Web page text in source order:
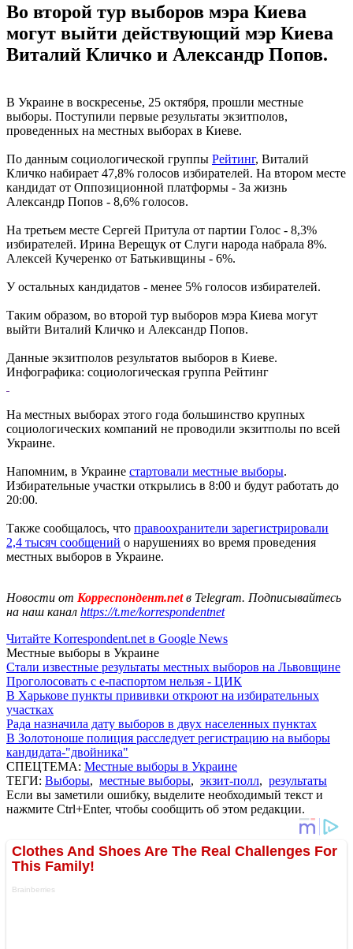
Во второй тур выборов мэра Киева
могут выйти действующий мэр Киева
Виталий Кличко и Александр Попов.
В Украине в воскресенье, 25 октября, прошли местные
выборы. Поступили первые результаты экзитполов,
проведенных на местных выборах в Киеве.
По данным социологической группы Рейтинг, Виталий
Кличко набирает 47,8% голосов избирателей. На втором месте
кандидат от Оппозиционной платформы - За жизнь
Александр Попов - 8,6% голосов.
На третьем месте Сергей Притула от партии Голос - 8,3%
избирателей. Ирина Верещук от Слуги народа набрала 8%.
Алексей Кучеренко от Батькивщины - 6%.
У остальных кандидатов - менее 5% голосов избирателей.
Таким образом, во второй тур выборов мэра Киева могут
выйти Виталий Кличко и Александр Попов.
Данные экзитполов результатов выборов в Киеве.
Инфографика: социологическая группа Рейтинг
На местных выборах этого года большинство крупных
социологических компаний не проводили экзитполы по всей
Украине.
Напомним, в Украине стартовали местные выборы.
Избирательные участки открылись в 8:00 и будут работать до
20:00.
Также сообщалось, что правоохранители зарегистрировали
2,4 тысяч сообщений о нарушениях во время проведения
местных выборов в Украине.
Новости от Корреспондент.netв Telegram. Подписывайтесь
на наш канал https://t.me/korrespondentnet
Читайте Korrespondent.net в Google News
Местные выборы в Украине
Стали известные результаты местных выборов на Львовщине
Проголосовать с е-паспортом нельзя - ЦИК
В Харькове пункты прививки откроют на избирательных
участках
Рада назначила дату выборов в двух населенных пунктах
В Золотоноше полиция расследует регистрацию на выборы
кандидата-"двойника"
СПЕЦТЕМА: Местные выборы в Украине
ТЕГИ: Выборы, местные выборы, экзит-полл, результаты
Если вы заметили ошибку, выделите необходимый текст и
нажмите Ctrl+Enter, чтобы сообщить об этом редакции.